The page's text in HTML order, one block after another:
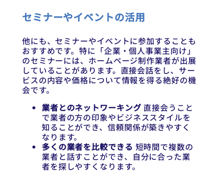
セミナーやイベントの活用
他にも、セミナーやイベントに参加することも
おすすめです。特に「企業・個人事業主向け」
のセミナーには、ホームページ制作業者が出展
していることがあります。直接会話をし、サー
ビスの内容や価格について情報を得る絶好の機
会です。
業者とのネットワーキング直接会うこと
で業者の方の印象やビジネススタイルを
知ることができ、信頼関係が築きやすく
なります。
多くの業者を比較できる 短時間で複数の
業者と話すことができ、自分に合った業
者を探しやすくなります。